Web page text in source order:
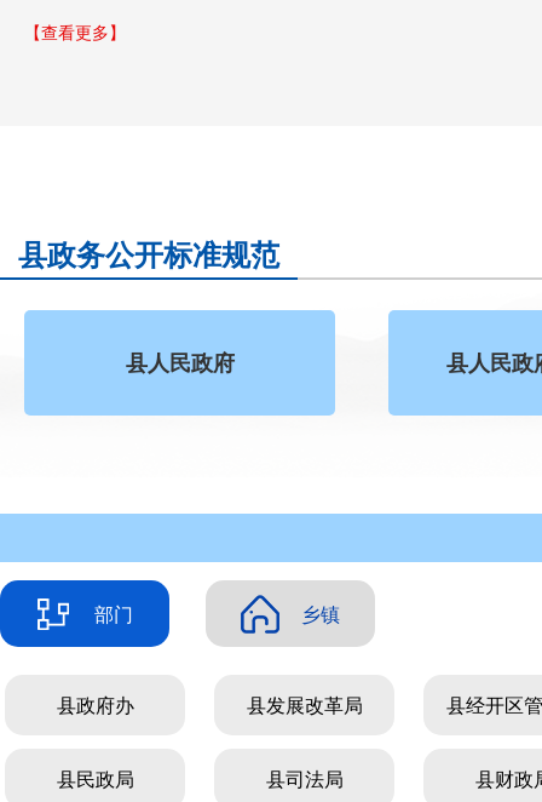
【查看更多】
县政务公开标准规范
县人民政府 县人民政
部门 乡镇
县政府办 县发展改革局 县经开区
县民政局 县司法局 县财政
双流镇 金中镇 冯三镇
南龙乡 宅吉乡 南江乡